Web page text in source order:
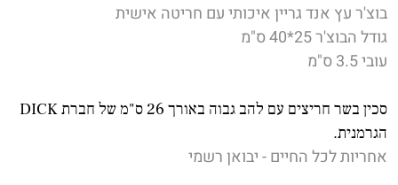
בוצ'ר עץ אנד גריין איכותי עם חריטה אישית
גודל הבוצ'ר 25*40 ס"מ
עובי 3.5 ס"מ
סכין בשר חריצים עם להב גבוה באורך 26 ס"מ של חברת DICK
הגרמנית.
אחריות לכל החיים - יבואן רשמי